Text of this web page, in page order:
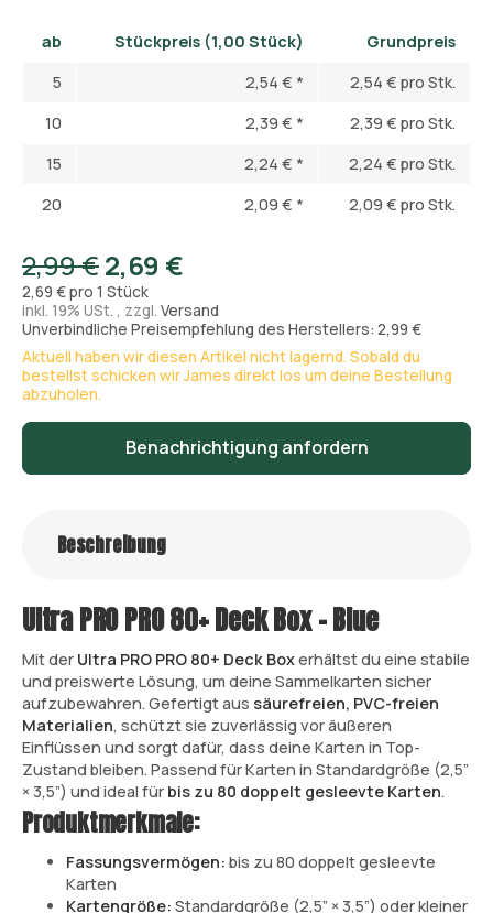
ab Stückpreis (1,00 Stück)
Grundpreis
5
2,54 € *
2,54 € pro Stk.
10
2,39 € *
2,39 € pro Stk.
15
2,24 € *
2,24 € pro Stk.
20
2,09 € * 2,09 € pro Stk.
2,99 €2,69 €
2,69 € pro 1 Stück
inkl. 19% USt. , zzgl. Versand
Unverbindliche Preisempfehlung des Herstellers: 2,99 €
Aktuell haben wir diesen Artikel nicht lagernd. Sobald du
bestellst schicken wir James direkt los um deine Bestellung
abzuholen.
Benachrichtigung anfordern
Beschreibung
Ultra PRO PRO 80+ Deck Box – Blue
Mit der Ultra PRO PRO 80+ Deck Boxerhältst du eine stabile
und preiswerte Lösung, um deine Sammelkarten sicher
aufzubewahren. Gefertigt aus säurefreien, PVC-freien
Materialien, schützt sie zuverlässig vor äußeren
Einflüssen und sorgt dafür, dass deine Karten in Top-
Zustand bleiben. Passend für Karten in Standardgröße (2,5”
× 3,5”) und ideal für bis zu 80 doppelt gesleevte Karten.
Produktmerkmale:
Fassungsvermögen: bis zu 80 doppelt gesleevte
Karten
Kartengröße: Standardgröße (2,5” × 3,5”) oder kleiner